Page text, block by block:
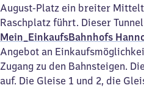
August-Platz ein breiter
Raschplatz führt. Dieser
Mein_EinkaufsBahnhofs
Angebot an
Zugang zu den Bahnsteigen.
auf. Die Gleise 1 und 2, die